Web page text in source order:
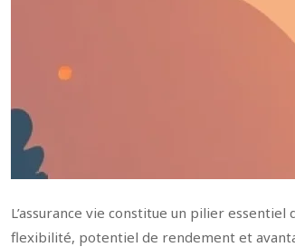
L’assurance vie constitue un pilier
flexibilité, potentiel de rendement et